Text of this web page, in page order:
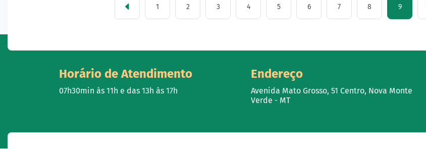
1 2 3 4 5 6 7 8 9
Horário de Atendimento
07h30min às 11h e das 13h às 17h
Endereço
Avenida Mato Grosso, 51 Centro, Nova Monte
Verde - MT